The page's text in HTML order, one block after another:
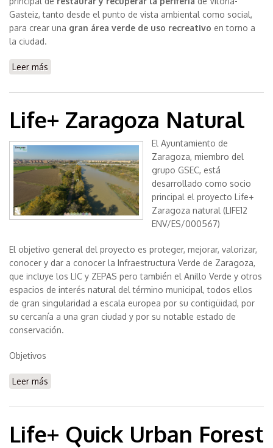
Gasteiz, tanto desde el punto de vista ambiental como social,
para crear una gran área verde de uso recreativo en torno a
la ciudad.
Leer más
Life+ Zaragoza Natural
El Ayuntamiento de
Zaragoza, miembro del
grupo GSEC, está
desarrollado como socio
principal el proyecto Life+
Zaragoza natural (LIFE12
ENV/ES/000567)
El objetivo general del proyecto es proteger, mejorar, valorizar,
conocer y dar a conocer la Infraestructura Verde de Zaragoza,
que incluye los LIC y ZEPAS pero también el Anillo Verde y otros
espacios de interés natural del término municipal, todos ellos
de gran singularidad a escala europea por su contigüidad, por
su cercanía a una gran ciudad y por su notable estado de
conservación.
Objetivos
Leer más
Life+ Quick Urban Forest